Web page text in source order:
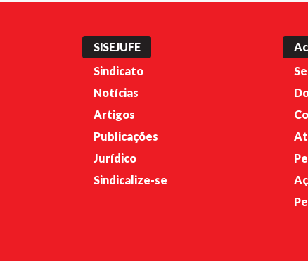
SISEJUFE
Sindicato
Notícias
Artigos
Publicações
Jurídico
Sindicalize-se